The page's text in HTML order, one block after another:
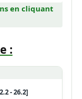
en cliquant
:
- 26.2]